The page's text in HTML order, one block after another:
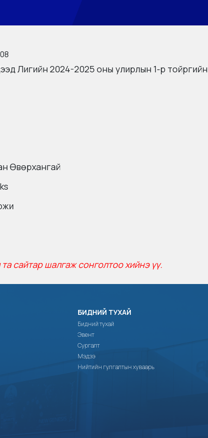
Лигийн 2024-2025 оны улирлын 1-р тойргийн
Өвөрхангай
сайтар шалгаж сонголтоо хийнэ үү.
БИДНИЙ ТУХАЙ
Бидний тухай
Эвент
Сургалт
Мэдээ
Нийтийн гулгалтын хуваарь